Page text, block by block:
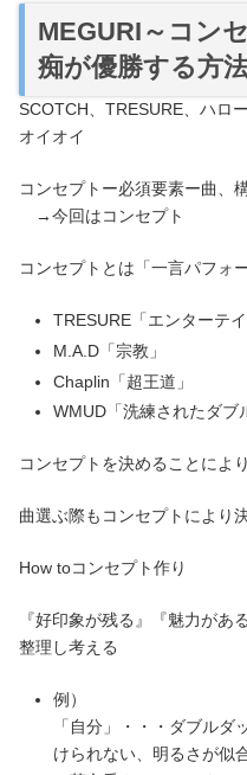
MEGURI～コン
痴が優勝する方
SCOTCH、TRESURE、ハロ
オイオイ
コンセプトー必須要素ー曲、
→今回はコンセプト
コンセプトとは「一言パフォ
TRESURE「エンターテイ
M.A.D「宗教」
Chaplin「超王道」
WMUD「洗練されたダブ
コンセプトを決めることによ
曲選ぶ際もコンセプトにより
How toコンセプト作り
『好印象が残る』『魅力が
整理し考える
例）
「自分」・・・ダブル
けられない、明るさが似